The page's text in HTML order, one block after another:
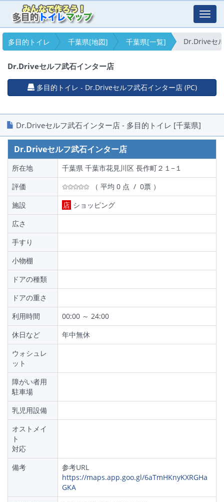
多目的トイレ
千葉県[地図] 千葉県[一覧] Dr.Driveセ
Dr.Driveセルフ武石インター店
多目的トイレ - Dr.Driveセルフ武石インター店 (PC)
Dr.Driveセルフ武石インター店 - 多目的トイレ [千葉県]
Dr.Driveセルフ武石インター店
所在地
千葉県 千葉市花見川区 長作町２１−１
評価
（ 平均 0 点 / 0票 ）
施設
店 ショッピング
広さ
手すり
小物棚
ドアの種類
ドアの重さ
利用時間
00:00 ～ 24:00
休日など
年中無休
ウォシュレ
ット
障がい者用
駐車場
乳児用設備
オストメイ
ト
対応
備考
参考URL
https://maps.app.goo.gl/6aTmHKnyKXRGHa
GKA